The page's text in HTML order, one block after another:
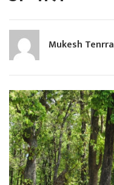
Mukesh Tenrra